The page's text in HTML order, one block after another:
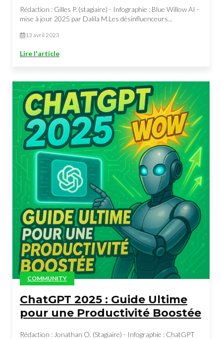
Rédaction : Gilles P. (stagiaire) - Infographie : Blue Willow AI -
mise à jour 2025 par Dalila M.Les désinfluenceurs...
13 avril 2023
Lire l'article
COMMUNITY
ChatGPT 2025 : Guide Ultime
pour une Productivité Boostée
Rédaction : Jonathan O. (Stagiaire) - Infographie : ChatGPT